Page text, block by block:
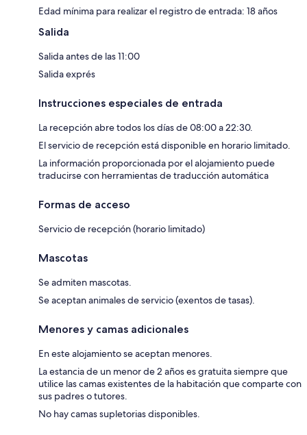
Edad mínima para realizar el registro de entrada: 18 años
Salida
Salida antes de las 11:00
Salida exprés
Instrucciones especiales de entrada
La recepción abre todos los días de 08:00 a 22:30.
El servicio de recepción está disponible en horario limitado.
La información proporcionada por el alojamiento puede
traducirse con herramientas de traducción automática
Formas de acceso
Servicio de recepción (horario limitado)
Mascotas
Se admiten mascotas.
Se aceptan animales de servicio (exentos de tasas).
Menores y camas adicionales
En este alojamiento se aceptan menores.
La estancia de un menor de 2 años es gratuita siempre que
utilice las camas existentes de la habitación que comparte con
sus padres o tutores.
No hay camas supletorias disponibles.